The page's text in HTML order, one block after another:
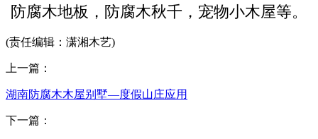
防腐木地板，防腐木秋千，宠物小木屋等。
(责任编辑：潇湘木艺)
上一篇：
湖南防腐木木屋别墅—度假山庄应用
下一篇：